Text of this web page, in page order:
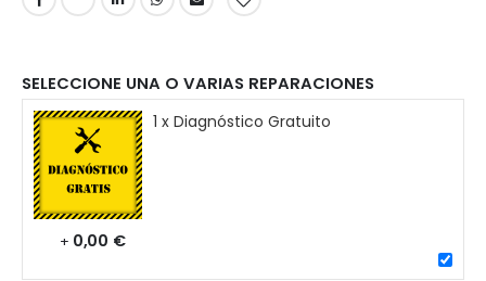
SELECCIONE UNA O VARIAS REPARACIONES
1 x Diagnóstico Gratuito
+ 0,00 €